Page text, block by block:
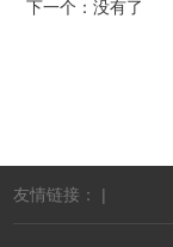
下一个：没有了
友情链接： |